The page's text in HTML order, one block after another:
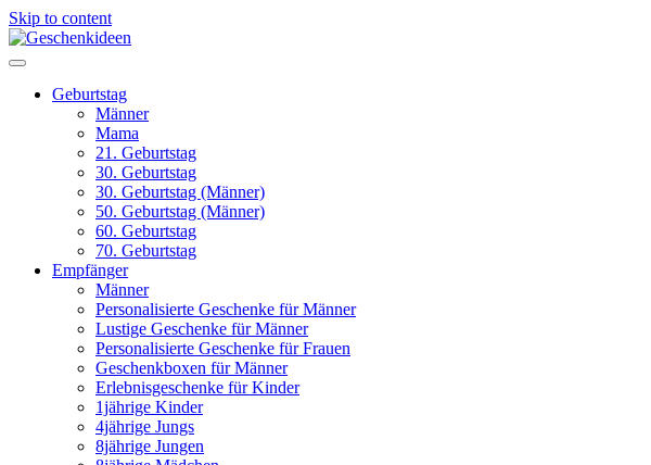
Skip to content
Geburtstag
Männer
Mama
21. Geburtstag
30. Geburtstag
30. Geburtstag (Männer)
50. Geburtstag (Männer)
60. Geburtstag
70. Geburtstag
Empfänger
Männer
Personalisierte Geschenke für Männer
Lustige Geschenke für Männer
Personalisierte Geschenke für Frauen
Geschenkboxen für Männer
Erlebnisgeschenke für Kinder
1jährige Kinder
4jährige Jungs
8jährige Jungen